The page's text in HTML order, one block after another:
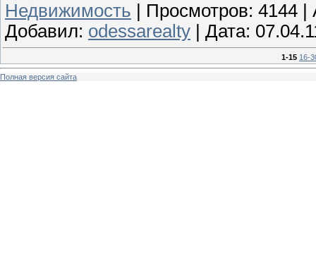
Недвижимость
Просмотров: 4144
Добавил: odessarealty Дата:
1-15 16-
Полная версия сайта